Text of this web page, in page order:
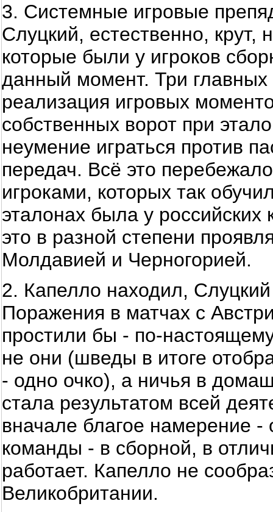
3. Системные игровые
Слуцкий, естественно, крут,
которые были у игроков
данный момент. Три
реализация игровых
собственных ворот при
неумение играться против
передач. Всё это
игроками, которых так
эталонах была у российских
это в разной степени
Молдавией и Черногорией.
2. Капелло находил,
Поражения в матчах с
простили бы - по-
не они (шведы в итоге
- одно очко), а ничья в
стала результатом всей
вначале благое намерение -
команды - в сборной, в
работает. Капелло не
Великобритании.